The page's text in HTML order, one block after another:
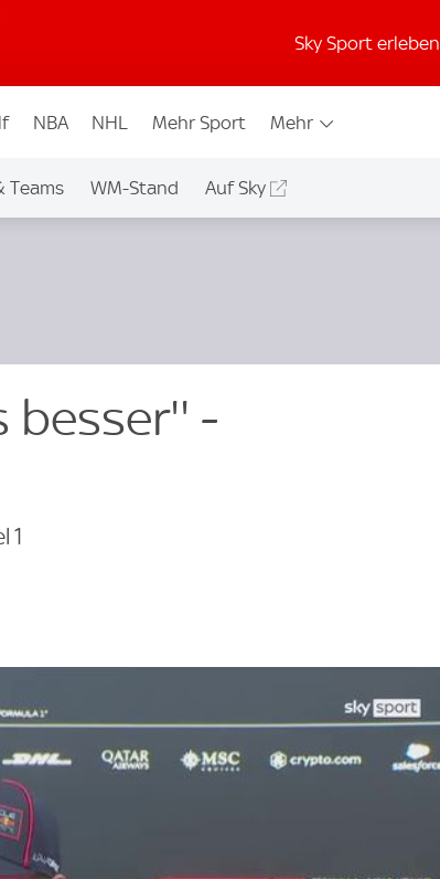
Sky Sport erleben
NBA NHL Mehr Sport Mehr
Teams WM-Stand Auf Sky
besser'' -
1